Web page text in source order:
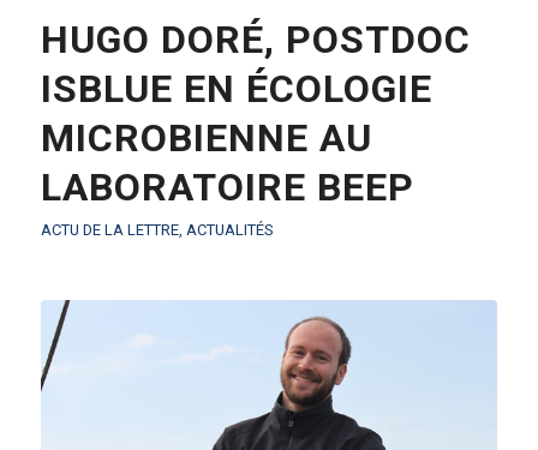
HUGO DORÉ, POSTDOC
ISBLUE EN ÉCOLOGIE
MICROBIENNE AU
LABORATOIRE BEEP
ACTU DE LA LETTRE, ACTUALITÉS